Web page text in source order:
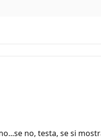
no, testa, se si